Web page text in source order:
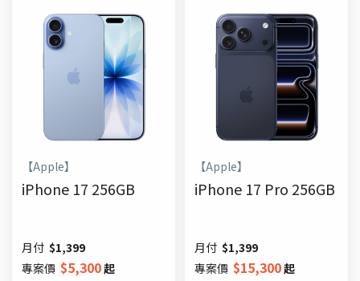
【Apple】
iPhone 17 256GB
月付 $1,399
專案價 $5,300起
【Apple】
iPhone 17 Pro 256GB
月付 $1,399
專案價 $15,300起